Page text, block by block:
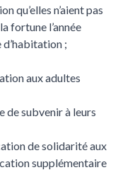
qu’elles n’aient pas
fortune l’année
;
aux adultes
de subvenir à leurs
de solidarité aux
supplémentaire